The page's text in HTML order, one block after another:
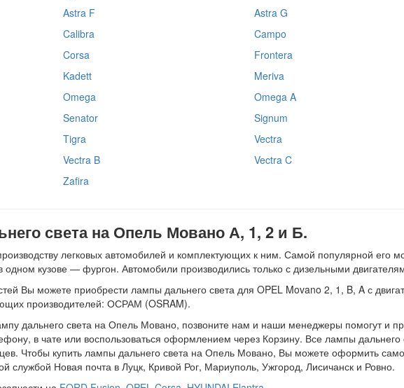
Astra F
Astra G
Calibra
Campo
Corsa
Frontera
Kadett
Meriva
Omega
Omega A
Senator
Signum
Tigra
Vectra
Vectra B
Vectra C
Zafira
света на Опель Мовано А, 1, 2 и Б.
легковых автомобилей и комплектующих к ним. Самой популярной
одном кузове — фургон. Автомобили производились только с дизельными
Вы можете приобрести лампы дальнего света для OPEL Movano 2, 1, B, A с
производителей: ОСРАМ (OSRAM).
дальнего света на Опель Мовано, позвоните нам и наши менеджеры помогут и
в чате или воспользоваться оформлением через Корзину. Все лампы
Чтобы купить лампы дальнего света на Опель Мовано, Вы можете оформить
службой Новая почта в Луцк, Кривой Рог, Мариуполь, Ужгород, Лисичанск и Ровно.